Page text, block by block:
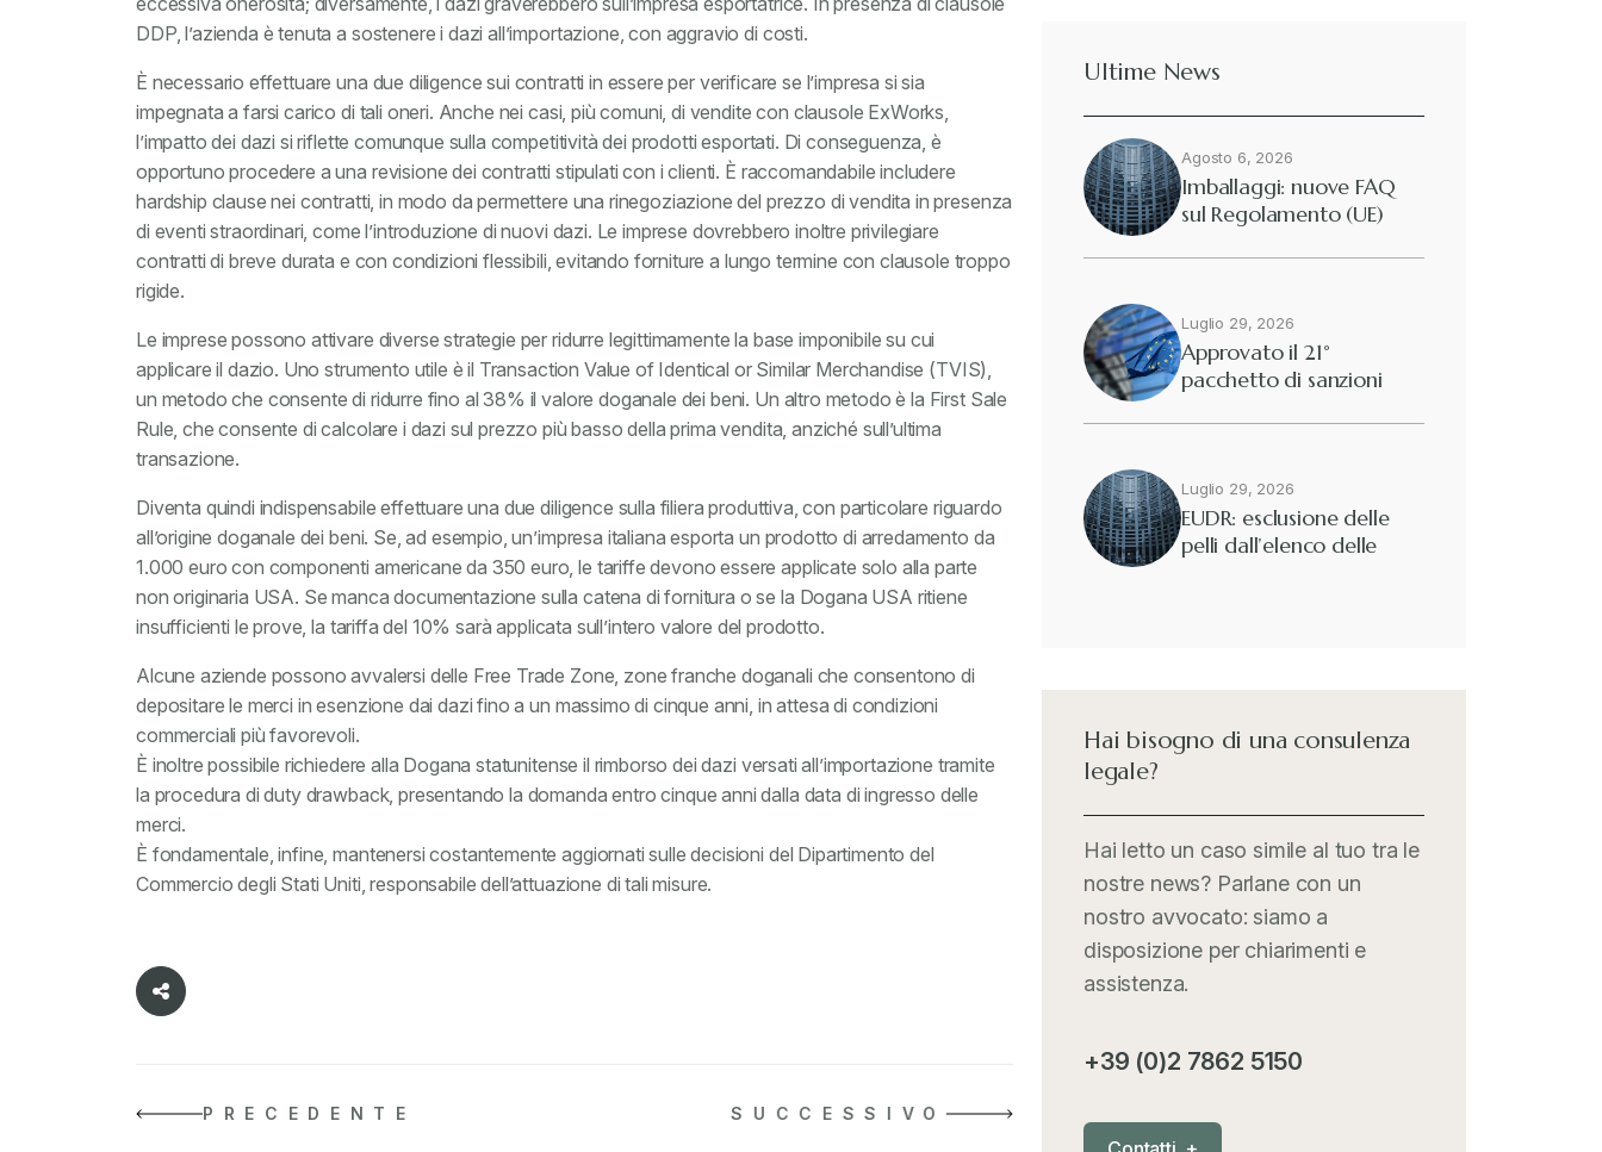
DDP, l’azienda è tenuta a sostenere i dazi all’importazione, con aggravio di costi.
È necessario effettuare una due diligence sui contratti in essere per verificare se l’impresa si sia
impegnata a farsi carico di tali oneri. Anche nei casi, più comuni, di vendite con clausole ExWorks,
l’impatto dei dazi si riflette comunque sulla competitività dei prodotti esportati. Di conseguenza, è
opportuno procedere a una revisione dei contratti stipulati con i clienti. È raccomandabile includere
hardship clause nei contratti, in modo da permettere una rinegoziazione del prezzo di vendita in presenza
di eventi straordinari, come l’introduzione di nuovi dazi. Le imprese dovrebbero inoltre privilegiare
contratti di breve durata e con condizioni flessibili, evitando forniture a lungo termine con clausole troppo
rigide.
Le imprese possono attivare diverse strategie per ridurre legittimamente la base imponibile su cui
applicare il dazio. Uno strumento utile è il Transaction Value of Identical or Similar Merchandise (TVIS),
un metodo che consente di ridurre fino al 38% il valore doganale dei beni. Un altro metodo è la First Sale
Rule, che consente di calcolare i dazi sul prezzo più basso della prima vendita, anziché sull’ultima
transazione.
Diventa quindi indispensabile effettuare una due diligence sulla filiera produttiva, con particolare riguardo
all’origine doganale dei beni. Se, ad esempio, un’impresa italiana esporta un prodotto di arredamento da
1.000 euro con componenti americane da 350 euro, le tariffe devono essere applicate solo alla parte
non originaria USA. Se manca documentazione sulla catena di fornitura o se la Dogana USA ritiene
insufficienti le prove, la tariffa del 10% sarà applicata sull’intero valore del prodotto.
Alcune aziende possono avvalersi delle Free Trade Zone, zone franche doganali che consentono di
depositare le merci in esenzione dai dazi fino a un massimo di cinque anni, in attesa di condizioni
commerciali più favorevoli.
È inoltre possibile richiedere alla Dogana statunitense il rimborso dei dazi versati all’importazione tramite
la procedura di duty drawback, presentando la domanda entro cinque anni dalla data di ingresso delle
merci.
È fondamentale, infine, mantenersi costantemente aggiornati sulle decisioni del Dipartimento del
Commercio degli Stati Uniti, responsabile dell’attuazione di tali misure.
PRECEDENTE SUCCESSIVO
Ultime News
Agosto 6, 2026
Imballaggi: nuove FAQ
sul Regolamento (UE)
Luglio 29, 2026
Approvato il 21°
pacchetto di sanzioni
Luglio 29, 2026
EUDR: esclusione delle
pelli dall’elenco delle
Hai bisogno di una consulenza
legale?
Hai letto un caso simile al tuo tra le
nostre news? Parlane con un
nostro avvocato: siamo a
disposizione per chiarimenti e
assistenza.
+39 (0)2 7862 5150